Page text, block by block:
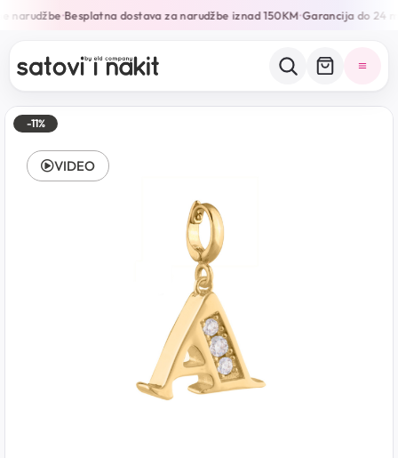
narudžbe•Besplatna dostava za narudžbe iznad 150KM•Garancija do 24
-11%
VIDEO